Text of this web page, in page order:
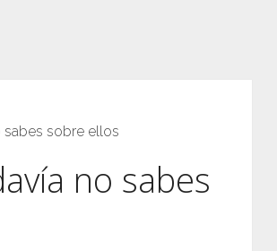
sabes sobre ellos
no sabes